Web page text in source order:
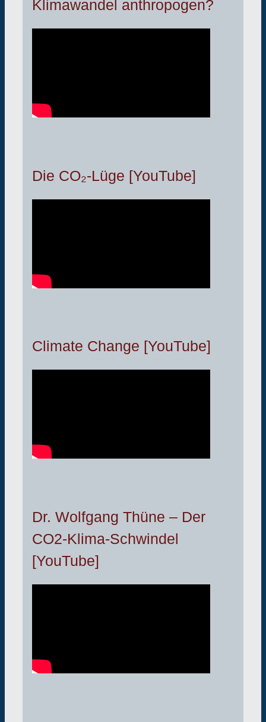
Klimawandel anthropogen?
Die CO₂-Lüge [YouTube]
Climate Change [YouTube]
Dr. Wolfgang Thüne – Der
CO2-Klima-Schwindel
[YouTube]